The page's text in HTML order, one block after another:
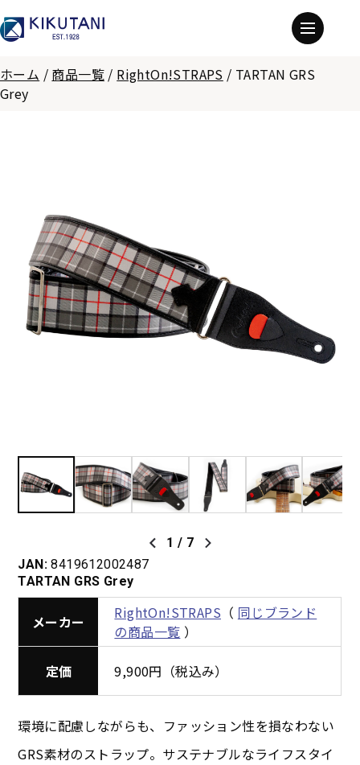
ホーム / 商品一覧 / RightOn!STRAPS / TARTAN GRS
Grey
1 / 7
JAN: 8419612002487
TARTAN GRS Grey
メーカー RightOn!STRAPS （ 同じブランド
の商品一覧 ）
定価 9,900円（税込み）
環境に配慮しながらも、ファッション性を損なわない
GRS素材のストラップ。サステナブルなライフスタイ